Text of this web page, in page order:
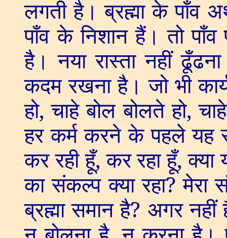
लगती है। ब्रह्मा के पाँव
पाँव के निशान हैं। तो
है। नया रास्ता नहीं
कदम रखना है। जो भी
हो,चाहे बोल बोलते हो,
हर कर्म करने के पहले यह
कर रही हूँ,कर रहा हूँ,क्या
का संकल्प क्या रहा?मेरा
ब्रह्मा समान है? अगर नहीं